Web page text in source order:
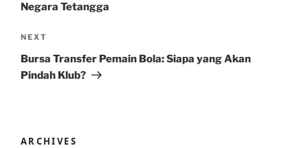
Negara Tetangga
Next
Post
NEXT
Bursa Transfer Pemain Bola: Siapa yang Akan
Pindah Klub?
ARCHIVES